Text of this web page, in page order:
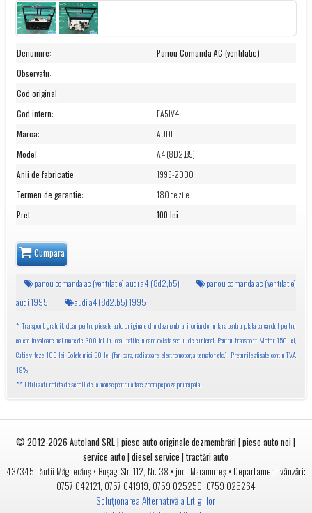
Denumire:
Panou Comanda AC (ventilatie)
Observatii:
Cod original:
Cod intern:
EA5JV4
Marca:
AUDI
Model:
A4 (8D2,B5)
Anii de fabricatie:
1995-2000
Termen de garantie:
180 de zile
Pret: 100 lei
Cumpara
panou comanda ac (ventilatie) audi a4 (8d2,b5)
panou comanda ac (ventilatie)
audi 1995
audi a4 (8d2,b5) 1995
* Transport gratuit, doar pentru piesele auto originale din dezmembrari, oriunde in tara pentru plata cu cardul pentru
colete in valoare mai mare de 300 lei in localitatile in care exista sediu de curierat. Pentru transport Motor 150 lei,
Cutie viteze 100 lei, Colete mici 30 lei (far, bara, radiatoare, electromotor, alternator etc.). Preturile afisate contin TVA
19%.
** Utilizati rotita de scroll de la mouse pentru a face zoom pe poza principala.
© 2012-2026Autoland SRL | piese auto originale dezmembrări | piese auto noi |
service auto | diesel service | tractări auto
437345 Tăuții Măgherăuș• Bușag, Str. 112, Nr. 38 • jud. Maramureș • Departament vânzări:
0757 042121, 0757 041919, 0759 025259, 0759 025264
Soluționarea Alternativă a Litigiilor